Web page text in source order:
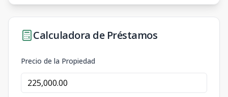
Calculadora de Préstamos
Precio de la Propiedad